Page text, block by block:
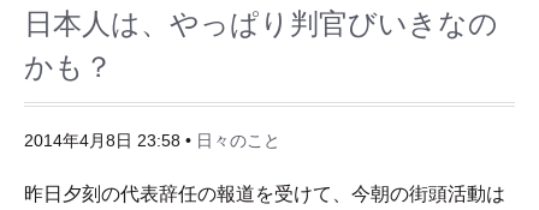
日本人は、やっぱり判官びいきなの
かも？
2014年4月8日 23:58 • 日々のこと
昨日夕刻の代表辞任の報道を受けて、今朝の街頭活動は